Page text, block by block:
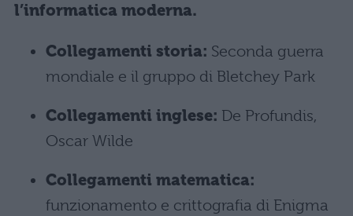
l’informatica moderna.
Collegamenti storia: Seconda guerra
mondiale e il gruppo di Bletchey Park
Collegamenti inglese: De Profundis,
Oscar Wilde
Collegamenti matematica:
funzionamento e crittografia di Enigma